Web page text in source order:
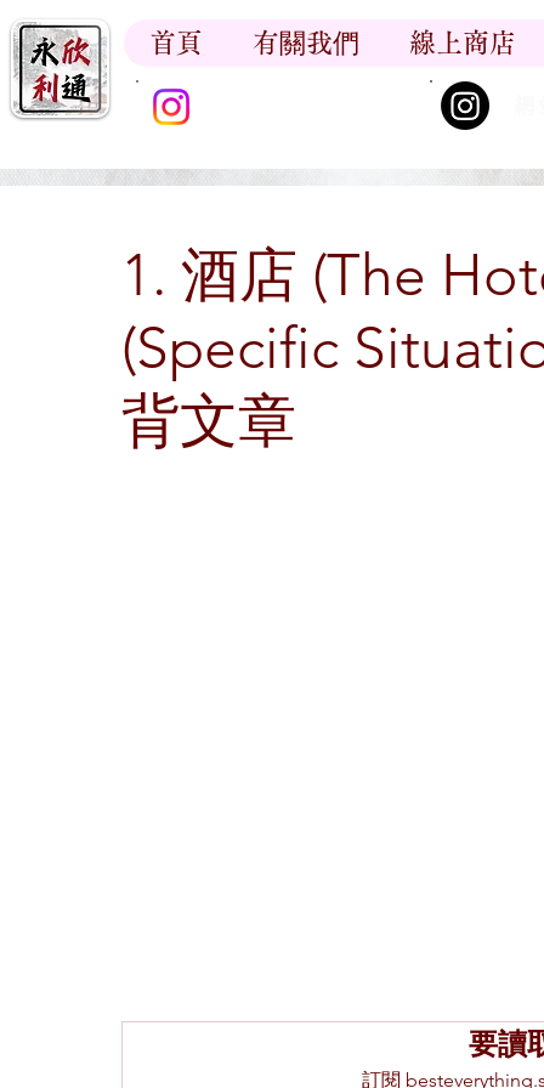
首頁 有關我們 線上商店
1. 酒店 (The
(Specific
背文章
要讀
訂閱